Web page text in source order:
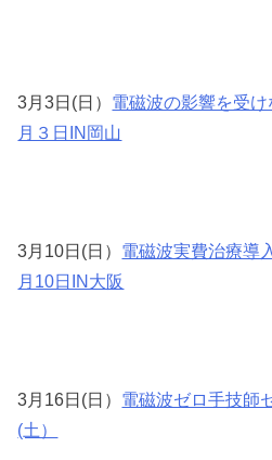
3月3日(日） 電磁波の影響を受
月３日IN岡山
3月10日(日） 電磁波実費治療導
月10日IN大阪
3月16日(日） 電磁波ゼロ手技師
(土）